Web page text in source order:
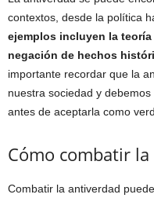
contextos, desde la política
ejemplos incluyen la
negación de hechos
importante recordar que la
nuestra sociedad y
antes de aceptarla como
Cómo combatir
Combatir la antiverdad